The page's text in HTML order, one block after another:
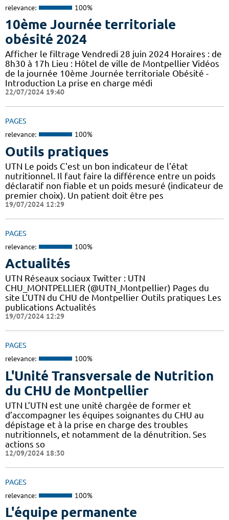
relevance: 100%
10ème Journée territoriale
obésité 2024
Afficher le filtrage Vendredi 28 juin 2024 Horaires : de
8h30 à 17h Lieu : Hôtel de ville de Montpellier Vidéos
de la journée 10ème Journée territoriale Obésité -
Introduction La prise en charge médi
22/07/2024 19:40
PAGES
relevance: 100%
Outils pratiques
UTN Le poids C'est un bon indicateur de l'état
nutritionnel. Il faut faire la différence entre un poids
déclaratif non fiable et un poids mesuré (indicateur de
premier choix). Un patient doit être pes
19/07/2024 12:29
PAGES
relevance: 100%
Actualités
UTN Réseaux sociaux Twitter : UTN
CHU_MONTPELLIER (@UTN_Montpellier) Pages du
site L'UTN du CHU de Montpellier Outils pratiques Les
publications Actualités
19/07/2024 12:29
PAGES
relevance: 100%
L'Unité Transversale de Nutrition
du CHU de Montpellier
UTN L’UTN est une unité chargée de former et
d’accompagner les équipes soignantes du CHU au
dépistage et à la prise en charge des troubles
nutritionnels, et notamment de la dénutrition. Ses
actions so
12/09/2024 18:30
PAGES
relevance: 100%
L'équipe permanente